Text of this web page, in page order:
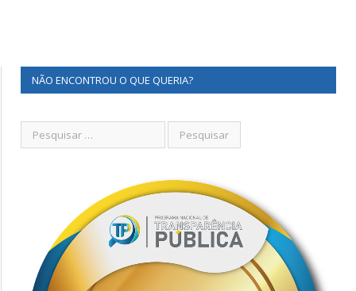
NÃO ENCONTROU O QUE QUERIA?